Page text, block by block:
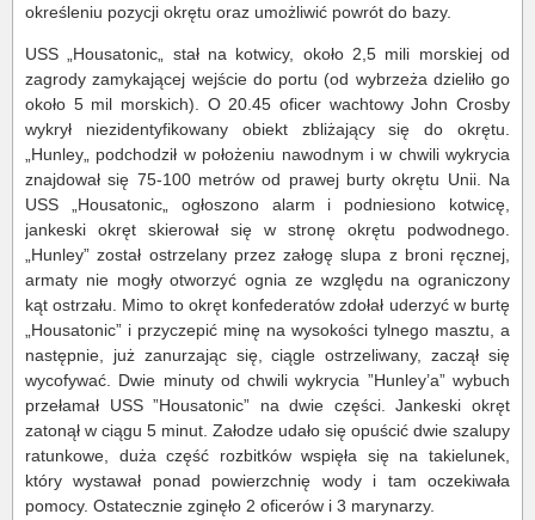
określeniu pozycji okrętu oraz umożliwić powrót do bazy.
USS „Housatonic„ stał na kotwicy, około 2,5 mili morskiej od
zagrody zamykającej wejście do portu (od wybrzeża dzieliło go
około 5 mil morskich). O 20.45 oficer wachtowy John Crosby
wykrył niezidentyfikowany obiekt zbliżający się do okrętu.
„Hunley„ podchodził w położeniu nawodnym i w chwili wykrycia
znajdował się 75-100 metrów od prawej burty okrętu Unii. Na
USS „Housatonic„ ogłoszono alarm i podniesiono kotwicę,
jankeski okręt skierował się w stronę okrętu podwodnego.
„Hunley” został ostrzelany przez załogę slupa z broni ręcznej,
armaty nie mogły otworzyć ognia ze względu na ograniczony
kąt ostrzału. Mimo to okręt konfederatów zdołał uderzyć w burtę
„Housatonic” i przyczepić minę na wysokości tylnego masztu, a
następnie, już zanurzając się, ciągle ostrzeliwany, zaczął się
wycofywać. Dwie minuty od chwili wykrycia ”Hunley’a” wybuch
przełamał USS ”Housatonic” na dwie części. Jankeski okręt
zatonął w ciągu 5 minut. Załodze udało się opuścić dwie szalupy
ratunkowe, duża część rozbitków wspięła się na takielunek,
który wystawał ponad powierzchnię wody i tam oczekiwała
pomocy. Ostatecznie zginęło 2 oficerów i 3 marynarzy.